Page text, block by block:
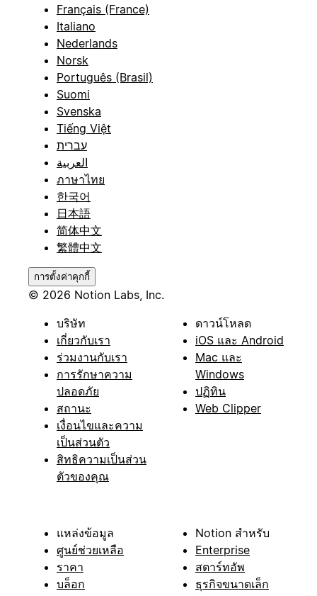
Français (France)
Italiano
Nederlands
Norsk
Português (Brasil)
Suomi
Svenska
Tiếng Việt
עברית
العربية
ภาษาไทย
한국어
日本語
简体中文
繁體中文
การตั้งค่าคุกกี้
© 2026 Notion Labs, Inc.
บริษัท
เกี่ยวกับเรา
ร่วมงานกับเรา
การรักษาความ
ปลอดภัย
สถานะ
เงื่อนไขและความ
เป็นส่วนตัว
สิทธิความเป็นส่วน
ตัวของคุณ
ดาวน์โหลด
iOS และ Android
Mac และ
Windows
ปฏิทิน
Web Clipper
แหล่งข้อมูล
ศูนย์ช่วยเหลือ
ราคา
บล็อก
Notion สำหรับ
Enterprise
สตาร์ทอัพ
ธุรกิจขนาดเล็ก